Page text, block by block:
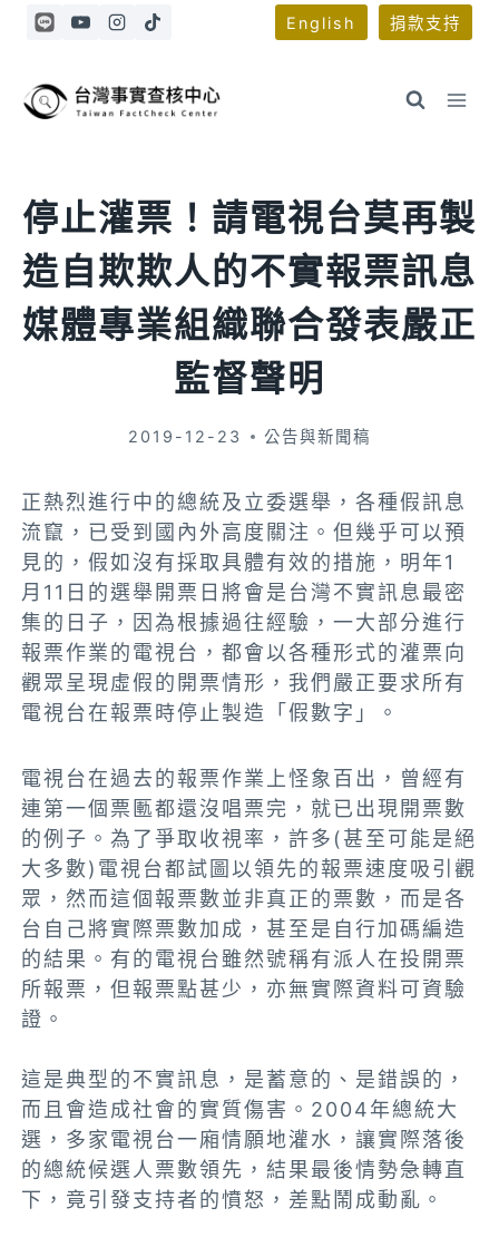
Skip
English 捐款支持
停止灌票！請電視台莫再製
造自欺欺人的不實報票訊息
媒體專業組織聯合發表嚴正
監督聲明
2019-12-23 公告與新聞稿
正熱烈進行中的總統及立委選舉，各種假訊息
流竄，已受到國內外高度關注。但幾乎可以預
見的，假如沒有採取具體有效的措施，明年1
月11日的選舉開票日將會是台灣不實訊息最密
集的日子，因為根據過往經驗，一大部分進行
報票作業的電視台，都會以各種形式的灌票向
觀眾呈現虛假的開票情形，我們嚴正要求所有
電視台在報票時停止製造「假數字」。
電視台在過去的報票作業上怪象百出，曾經有
連第一個票匭都還沒唱票完，就已出現開票數
的例子。為了爭取收視率，許多(甚至可能是絕
大多數)電視台都試圖以領先的報票速度吸引觀
眾，然而這個報票數並非真正的票數，而是各
台自己將實際票數加成，甚至是自行加碼編造
的結果。有的電視台雖然號稱有派人在投開票
所報票，但報票點甚少，亦無實際資料可資驗
證。
這是典型的不實訊息，是蓄意的、是錯誤的，
而且會造成社會的實質傷害。2004年總統大
選，多家電視台一廂情願地灌水，讓實際落後
的總統候選人票數領先，結果最後情勢急轉直
下，竟引發支持者的憤怒，差點鬧成動亂。